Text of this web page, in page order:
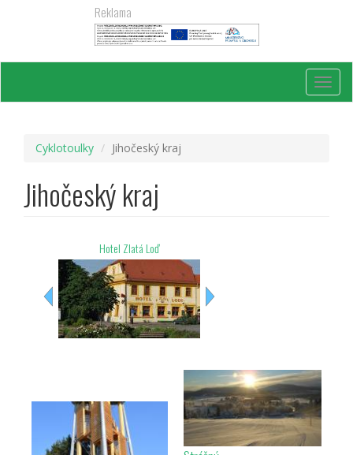
Reklama
Cyklotoulky Jihočeský kraj
Jihočeský kraj
Hotel Zlatá Loď